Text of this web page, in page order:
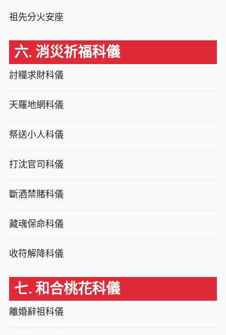
祖先分火安座
六. 消災祈福科儀
討糧求財科儀
天羅地網科儀
祭送小人科儀
打沈官司科儀
斷酒禁賭科儀
藏魂保命科儀
收符解降科儀
七. 和合桃花科儀
離婚辭祖科儀